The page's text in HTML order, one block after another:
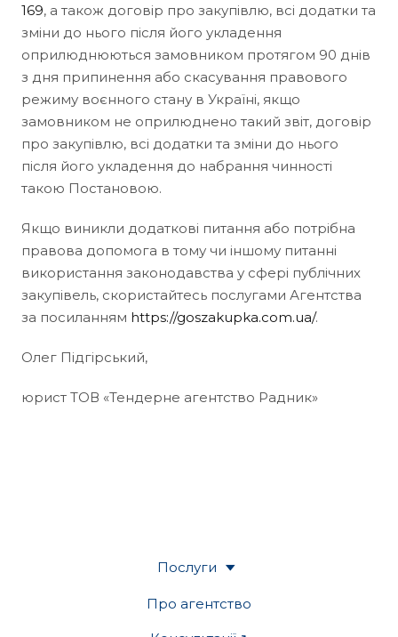
169, а також договір про закупівлю, всі додатки та
зміни до нього після його укладення
оприлюднюються замовником протягом 90 днів
з дня припинення або скасування правового
режиму воєнного стану в Україні, якщо
замовником не оприлюднено такий звіт, договір
про закупівлю, всі додатки та зміни до нього
після його укладення до набрання чинності
такою Постановою.
Якщо виникли додаткові питання або потрібна
правова допомога в тому чи іншому питанні
використання законодавства у сфері публічних
закупівель, скористайтесь послугами Агентства
за посиланням https://goszakupka.com.ua/.
Олег Підгірський,
юрист ТОВ «Тендерне агентство Радник»
Послуги
Про агентство